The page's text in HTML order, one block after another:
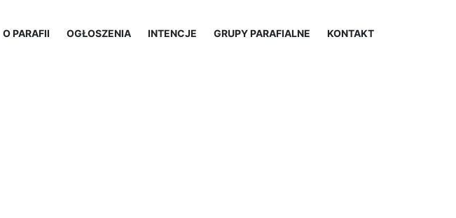
O PARAFII OGŁOSZENIA INTENCJE GRUPY PARAFIALNE KONTAKT